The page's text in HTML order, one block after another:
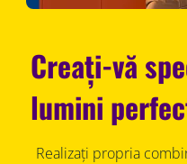
Creați-vă
lumini
Realizați propria